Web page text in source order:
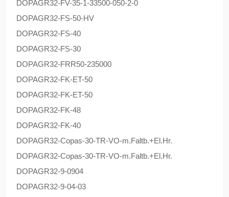
DOPAGR32-FV-35-1-33500-050-2-0
DOPAGR32-FS-50-HV
DOPAGR32-FS-40
DOPAGR32-FS-30
DOPAGR32-FRR50-235000
DOPAGR32-FK-ET-50
DOPAGR32-FK-ET-50
DOPAGR32-FK-48
DOPAGR32-FK-40
DOPAGR32-Copas-30-TR-VO-m.Faltb.+El.Hr.
DOPAGR32-Copas-30-TR-VO-m.Faltb.+El.Hr.
DOPAGR32-9-0904
DOPAGR32-9-04-03